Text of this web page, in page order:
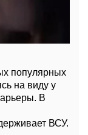
популярных
на виду у
В
ВСУ.